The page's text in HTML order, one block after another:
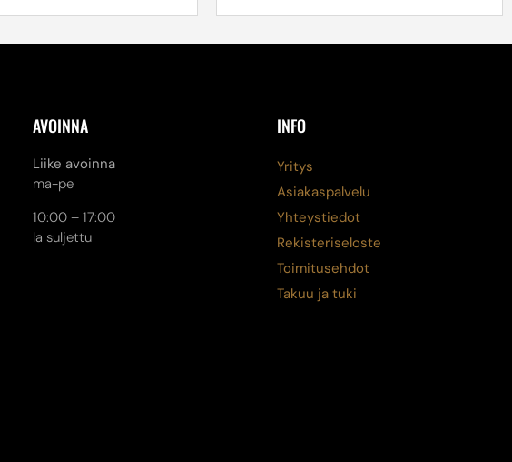
AVOINNA
Liike avoinna
ma-pe
10:00 – 17:00
la suljettu
INFO
Yritys
Asiakaspalvelu
Yhteystiedot
Rekisteriseloste
Toimitusehdot
Takuu ja tuki